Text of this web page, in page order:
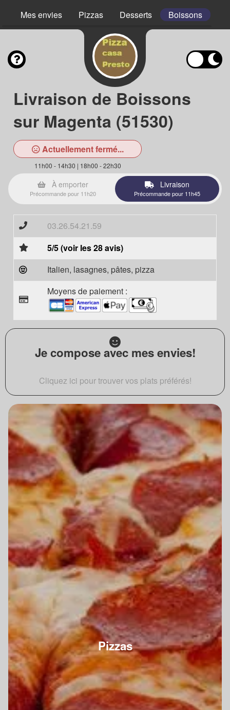
Mes envies Pizzas Desserts Boissons
Livraison de Boissons
sur Magenta (51530)
Actuellement fermé...
11h00 - 14h30 | 18h00 - 22h30
À emporter
Précommande pour 11h20
Livraison
Précommande pour 11h45
03.26.54.21.59
5/5 (voir les 28 avis)
Italien, lasagnes, pâtes, pizza
Moyens de paiement :
Je compose avec mes envies!
Cliquez ici pour trouver vos plats préférés!
Pizzas